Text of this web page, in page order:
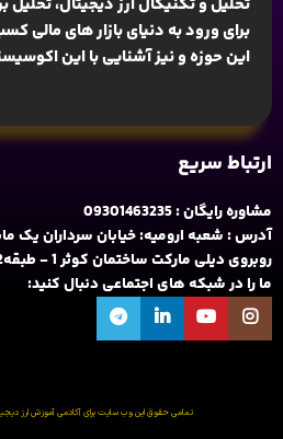
برای ورود به دنیای بازار های مالی
این حوزه و نیز آشنایی با این
ارتباط سریع
مشاوره رایگان : 09301463235
آدرس : شعبه ارومیه: خیابان سرداران یک
روبروی دیلی مارکت ساختمان کوثر 1 - طبقه2 واحد 4
ما را در شبکه های اجتماعی دنبال کنید:
تمامی حقوق این وب سایت برای آکادمی آموزش ارز